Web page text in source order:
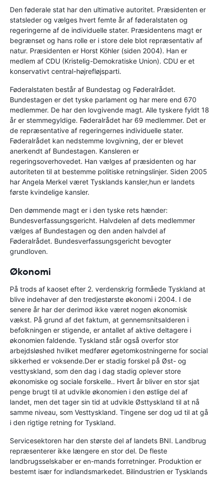
Den føderale stat har den ultimative autoritet. Præsidenten er
statsleder og vælges hvert femte år af føderalstaten og
regeringerne af de individuelle stater. Præsidentens magt er
begrænset og hans rolle er i store dele blot repræsentativ af
natur. Præsidenten er Horst Köhler (siden 2004). Han er
medlem af CDU (Kristelig-Demokratiske Union). CDU er et
konservativt central-højrefløjsparti.
Føderalstaten består af Bundestag og Føderalrådet.
Bundestagen er det tyske parlament og har mere end 670
medlemmer. De har den lovgivende magt. Alle tyskere fyldt 18
år er stemmegyldige. Føderalrådet har 69 medlemmer. Det er
de repræsentative af regeringernes individuelle stater.
Føderalrådet kan nedstemme lovgivning, der er blevet
anerkendt af Bundestagen. Kansleren er
regeringsoverhovedet. Han vælges af præsidenten og har
autoriteten til at bestemme politiske retningslinjer. Siden 2005
har Angela Merkel været Tysklands kansler,hun er landets
første kvindelige kansler.
Den dømmende magt er i den tyske rets hænder:
Bundesverfassungsgericht. Halvdelen af dets medlemmer
vælges af Bundestagen og den anden halvdel af
Føderalrådet. Bundesverfassungsgericht bevogter
grundloven.
Økonomi
På trods af kaoset efter 2. verdenskrig formåede Tyskland at
blive indehaver af den tredjestørste økonomi i 2004. I de
senere år har der derimod ikke været nogen økonomisk
vækst. På grund af det faktum, at gennemsnitsalderen i
befolkningen er stigende, er antallet af aktive deltagere i
økonomien faldende. Tyskland står også overfor stor
arbejdsløshed hvilket medfører øgetomkostningerne for social
sikkerhed er voksende.Der er stadig forskel på Øst- og
vesttyskland, som den dag i dag stadig oplever store
økonomiske og sociale forskelle.. Hvert år bliver en stor sjat
penge brugt til at udvikle økonomien i den østlige del af
landet, men det tager sin tid at udvikle Østtyskland til at nå
samme niveau, som Vesttyskland. Tingene ser dog ud til at gå
i den rigtige retning for Tyskland.
Servicesektoren har den største del af landets BNI. Landbrug
repræsenterer ikke længere en stor del. De fleste
landbrugsselskaber er en-mands forretninger. Produktion er
bestemt især for indlandsmarkedet. Bilindustrien er Tysklands